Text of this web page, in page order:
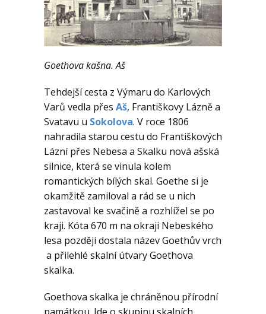
Goethova kašna. Aš
Tehdejší cesta z Výmaru do Karlových
Varů vedla přes Aš, Františkovy Lázně a
Svatavu u Sokolova. V roce 1806
nahradila starou cestu do Františkových
Lázní přes Nebesa a Skalku nová ašská
silnice, která se vinula kolem
romantických bílých skal. Goethe si je
okamžitě zamiloval a rád se u nich
zastavoval ke svačině a rozhlížel se po
kraji. Kóta 670 m na okraji Nebeského
lesa později dostala název Goethův vrch
a přilehlé skalní útvary Goethova
skalka.
Goethova skalka je chráněnou přírodní